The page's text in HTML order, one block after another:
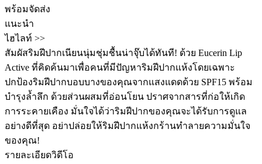
พร้อมจัดส่ง
แนะนำ
ไฮไลท์ >>
สัมผัสริมฝีปากเนียนนุ่มชุ่มชื้นน่าจุ๊บได้ทันที! ด้วย Eucerin Lip
Active ที่คิดค้นมาเพื่อคนที่มีปัญหาริมฝีปากแห้งโดยเฉพาะ ️
ปกป้องริมฝีปากบอบบางของคุณจากแสงแดดด้วย SPF15 พร้อม
บำรุงล้ำลึก ด้วยส่วนผสมที่อ่อนโยน ปราศจากสารที่ก่อให้เกิด
การระคายเคือง มั่นใจได้ว่าริมฝีปากของคุณจะได้รับการดูแล
อย่างดีที่สุด อย่าปล่อยให้ริมฝีปากแห้งกร้านทำลายความมั่นใจ
ของคุณ!
รายละเอียดวิดีโอ